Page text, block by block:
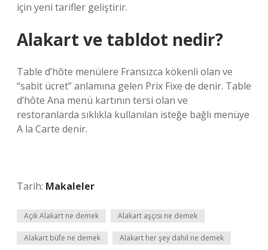
için yeni tarifler geliştirir.
Alakart ve tabldot nedir?
Table d’hôte menülere Fransızca kökenli olan ve
“sabit ücret” anlamına gelen Prix Fixe de denir. Table
d’hôte Ana menü kartının tersi olan ve
restoranlarda sıklıkla kullanılan isteğe bağlı menüye
A la Carte denir.
Tarih: Makaleler
Açık Alakart ne demek Alakart aşçısı ne demek
Alakart büfe ne demek Alakart her şey dahil ne demek